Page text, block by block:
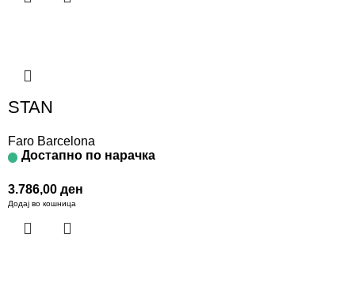
STAN
Faro Barcelona
Достапно по нарачка
3.786,00 ден
Додај во кошница